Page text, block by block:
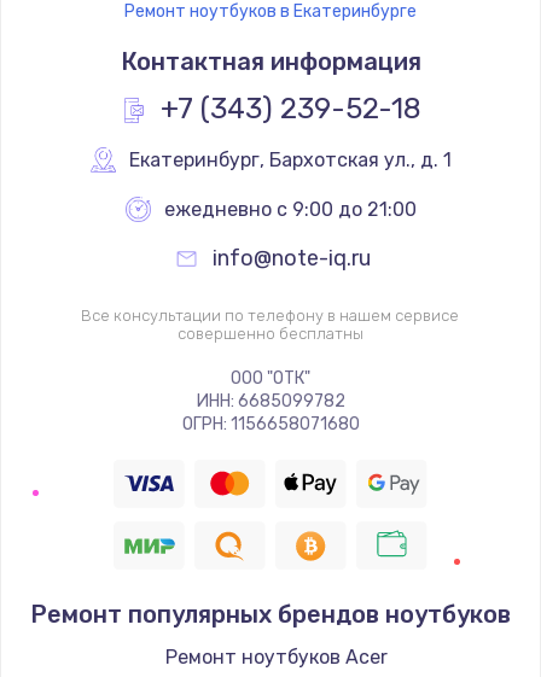
Ремонт ноутбуков в Екатеринбурге
Контактная информация
+7 (343) 239-52-18
Екатеринбург, Бархотская ул., д. 1
ежедневно с 9:00 до 21:00
info@note-iq.ru
Все консультации по телефону в нашем сервисе
совершенно бесплатны
ООО "ОТК"
ИНН: 6685099782
ОГРН: 1156658071680
Ремонт популярных брендов ноутбуков
Ремонт ноутбуков Acer